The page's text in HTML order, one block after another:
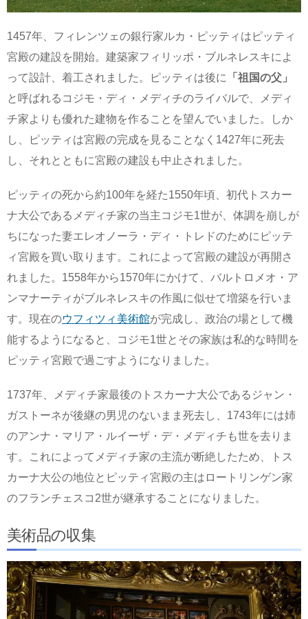
1457年、フィレンツェの銀行家ルカ・ピッティはピッティ
宮殿の建設を開始。建築家フィリッポ・ブルネレスキによ
って設計、着工されました。ピッティは後に
「祖国の父」
と呼ばれるコジモ・ディ・メディチのライバルで、メディ
チ家よりも優れた建物を作ることを望んでいました。しか
し、ピッティは宮殿の完成を見ることなく1427年に死去
し、それとともに宮殿の建設も中止されました。
ピッティの死から約100年を経た1550年頃、初代トスカー
ナ大公であるメディチ家の当主コジモ1世が、体調を崩しが
ちになった妻エレオノーラ・ディ・トレドのためにピッテ
ィ宮殿を買い取ります。これによって宮殿の建設が再開さ
れました。1558年から1570年にかけて、バルトロメオ・ア
ンマナーティがブルネレスキの作風に似せて増築を行いま
す。現在のウフィツィ美術館が完成し、政治の場として機
能するようになると、コジモ1世とその家族は私的な時間を
ピッティ宮殿で過ごすようになりました。
1737年、メディチ家最後のトスカーナ大公であるジャン・
ガストーネが後継の男児のないまま死去し、1743年には姉
のアンナ・マリア・ルイーザ・デ・メディチも世を去りま
す。これによってメディチ家の主流が断絶したため、トス
カーナ大公の地位とピッティ宮殿の主はロートリンゲン家
のフランチェスコ2世が継承することになりました。
美術品の収集